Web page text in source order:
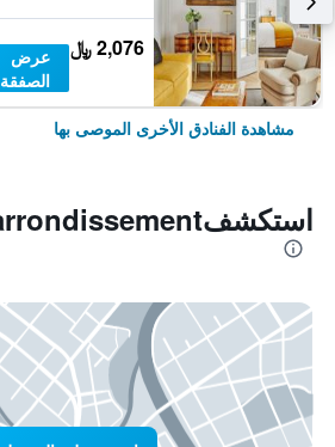
2,076 ﷼
عرض
الصفقة
مشاهدة الفنادق الأخرى الموصى بها
استكشف14th arrondissement, باريس